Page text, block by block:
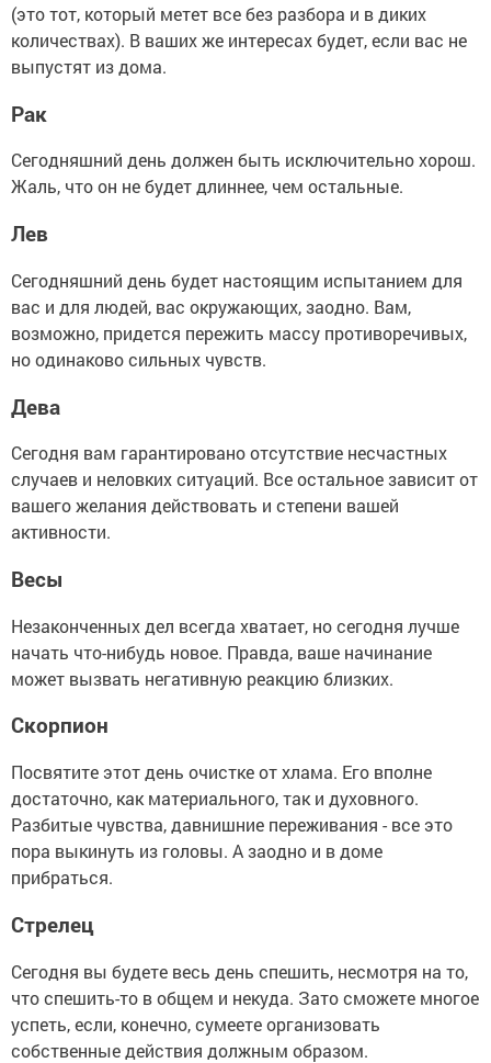
(это тот, который метет все без разбора и в диких
количествах). В ваших же интересах будет, если вас не
выпустят из дома.
Рак
Сегодняшний день должен быть исключительно хорош.
Жаль, что он не будет длиннее, чем остальные.
Лев
Сегодняшний день будет настоящим испытанием для
вас и для людей, вас окружающих, заодно. Вам,
возможно, придется пережить массу противоречивых,
но одинаково сильных чувств.
Дева
Сегодня вам гарантировано отсутствие несчастных
случаев и неловких ситуаций. Все остальное зависит от
вашего желания действовать и степени вашей
активности.
Весы
Незаконченных дел всегда хватает, но сегодня лучше
начать что-нибудь новое. Правда, ваше начинание
может вызвать негативную реакцию близких.
Скорпион
Посвятите этот день очистке от хлама. Его вполне
достаточно, как материального, так и духовного.
Разбитые чувства, давнишние переживания - все это
пора выкинуть из головы. А заодно и в доме
прибраться.
Стрелец
Сегодня вы будете весь день спешить, несмотря на то,
что спешить-то в общем и некуда. Зато сможете многое
успеть, если, конечно, сумеете организовать
собственные действия должным образом.